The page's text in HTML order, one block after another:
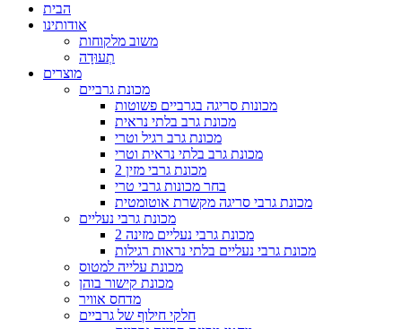
הבית
אודותינו
משוב מלקוחות
תְעוּדָה
מוצרים
מכונת גרביים
מכונות סריגה בגרביים פשוטות
מכונת גרב בלתי נראית
מכונת גרב רגיל וטרי
מכונת גרב בלתי נראית וטרי
2 מכונת גרבי מזין
בחר מכונות גרבי טרי
מכונת גרבי סריגה מקשרת אוטומטית
מכונת גרבי נעליים
2 מכונת גרבי נעליים מזינה
מכונת גרבי נעליים בלתי נראות רגילות
מכונת עלייה למטוס
מכונת קישור בוהן
מדחס אוויר
חלקי חילוף של גרביים